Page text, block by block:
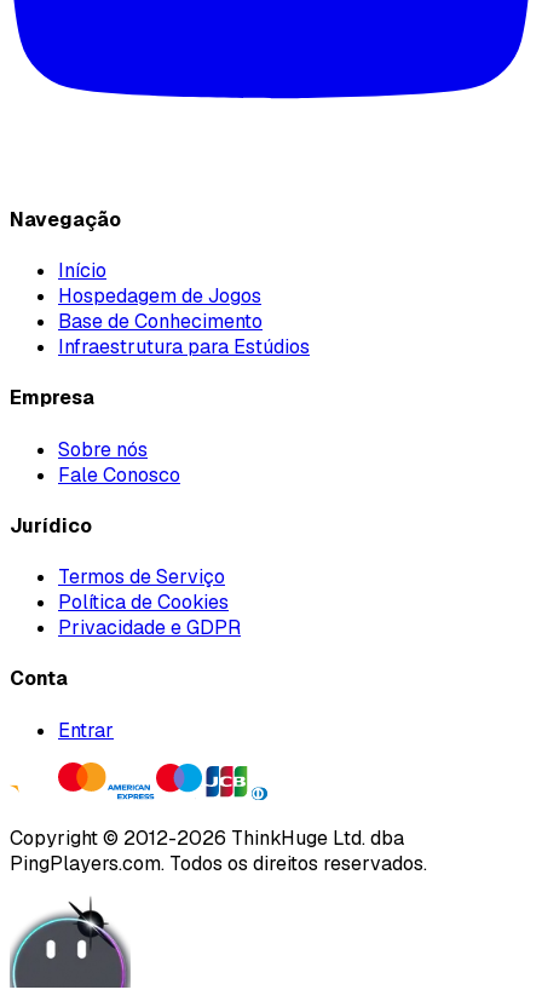
Navegação
Início
Hospedagem de Jogos
Base de Conhecimento
Infraestrutura para Estúdios
Empresa
Sobre nós
Fale Conosco
Jurídico
Termos de Serviço
Política de Cookies
Privacidade e GDPR
Conta
Entrar
Copyright © 2012-2026 ThinkHuge Ltd.dba
PingPlayers.com. Todos os direitos reservados.